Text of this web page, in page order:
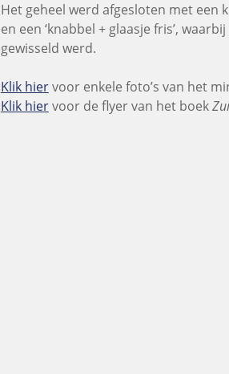
Het geheel werd afgesloten met een
en een ‘knabbel + glaasje fris’,
gewisseld werd.
Klik hiervoor enkele foto’s van het
Klik hiervoor de flyer van het boek